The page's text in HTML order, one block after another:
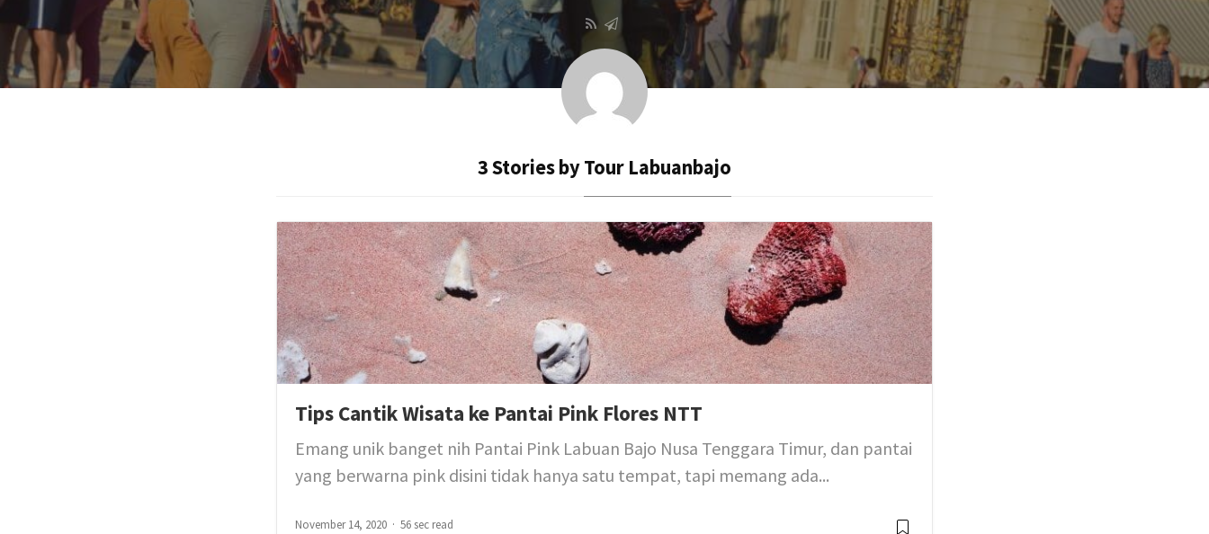
3 Stories byTour Labuanbajo
Tips Cantik Wisata ke Pantai Pink Flores NTT
Emang unik banget nih Pantai Pink Labuan Bajo Nusa Tenggara Timur, dan pantai
yang berwarna pink disini tidak hanya satu tempat, tapi memang ada...
November 14, 2020 56 sec read